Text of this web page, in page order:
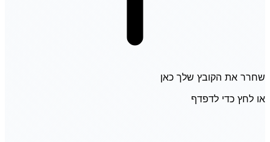
שחרר את הקובץ שלך כאן
או לחץ כדי לדפדף